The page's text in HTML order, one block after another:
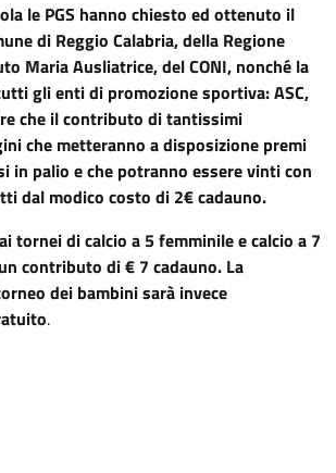
le PGS hanno chiesto ed ottenuto il
di Reggio Calabria, della Regione
Maria Ausliatrice, del CONI, nonché la
gli enti di promozione sportiva: ASC,
che il contributo di tantissimi
che metteranno a disposizione premi
in palio e che potranno essere vinti con
dal modico costo di 2€ cadauno.
tornei di calcio a 5 femminile e calcio a 7
contributo di € 7 cadauno. La
dei bambini sarà invece
.